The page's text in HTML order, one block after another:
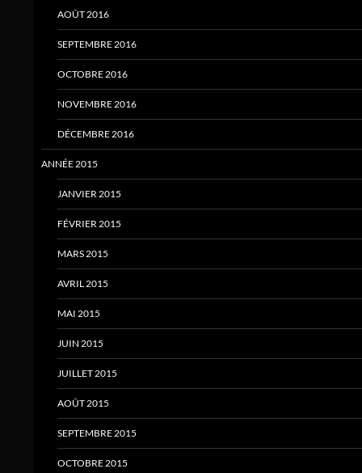
AOÛT 2016
SEPTEMBRE 2016
OCTOBRE 2016
NOVEMBRE 2016
DÉCEMBRE 2016
ANNÉE 2015
JANVIER 2015
FÉVRIER 2015
MARS 2015
AVRIL 2015
MAI 2015
JUIN 2015
JUILLET 2015
AOÛT 2015
SEPTEMBRE 2015
OCTOBRE 2015